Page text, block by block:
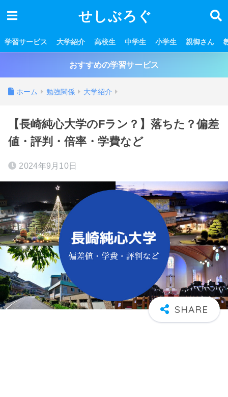
せしぶろぐ
学習サービス 大学紹介 高校生 中学生 小学生 親御さん
おすすめの学習サービス
ホーム 勉強関係 大学紹介
【長崎純心大学のFラン？】落ちた？偏差
値・評判・倍率・学費など
2024年9月10日